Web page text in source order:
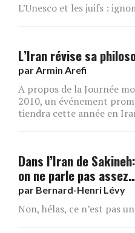
L’Unesco et les juifs :
L’Iran révise sa
parArmin Arefi
A propos de la Journée
2010, un événement
tiendra cette année en
Dans l’Iran de
on ne parle pas
par Bernard-Henri Lévy
Non, hélas, ce n’est pas